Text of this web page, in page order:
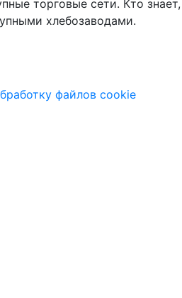
торговые сети. Кто
хлебозаводами.
файлов cookie